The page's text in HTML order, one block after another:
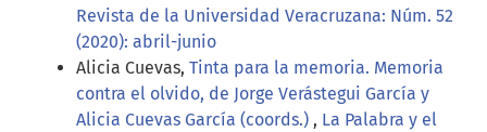
Revista de la Universidad Veracruzana: Núm. 52
(2020): abril-junio
Alicia Cuevas, Tinta para la memoria. Memoria
contra el olvido, de Jorge Verástegui García y
Alicia Cuevas García (coords.) , La Palabra y el